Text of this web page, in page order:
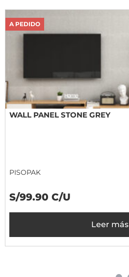
A PEDIDO
WALL PANEL STONE GREY
PISOPAK
S/99.90 C/U
Leer más